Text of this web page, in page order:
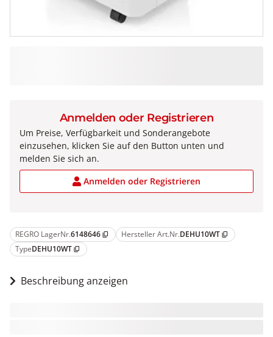
REGRO LagerNr.6148646 content_copy Hersteller Art.Nr.DEHU10WT content_copy
TypeDEHU10WT content_copy
Beschreibung anzeigen
Anmelden oder Registrieren
Um Preise, Verfügbarkeit und Sonderangebote
einzusehen, klicken Sie auf den Button unten und
melden Sie sich an.
Anmelden oder Registrieren